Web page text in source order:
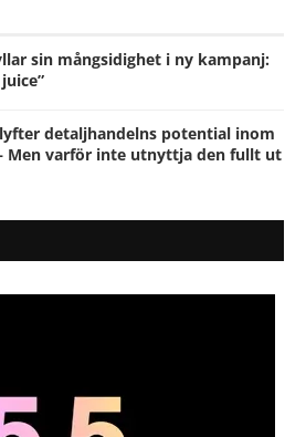
sin mångsidighet i ny kampanj:
detaljhandelns potential inom
Men varför inte utnyttja den fullt ut